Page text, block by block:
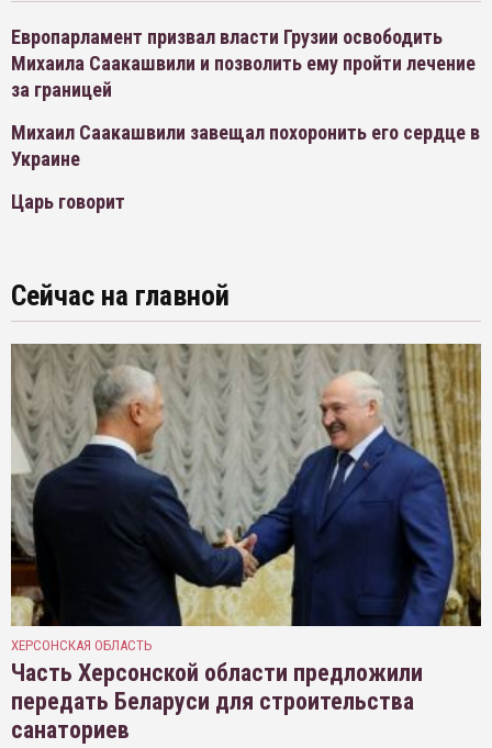
Европарламент призвал власти Грузии освободить
Михаила Саакашвили и позволить ему пройти лечение
за границей
Михаил Саакашвили завещал похоронить его сердце в
Украине
Царь говорит
Сейчас на главной
ХЕРСОНСКАЯ ОБЛАСТЬ
Часть Херсонской области предложили
передать Беларуси для строительства
санаториев